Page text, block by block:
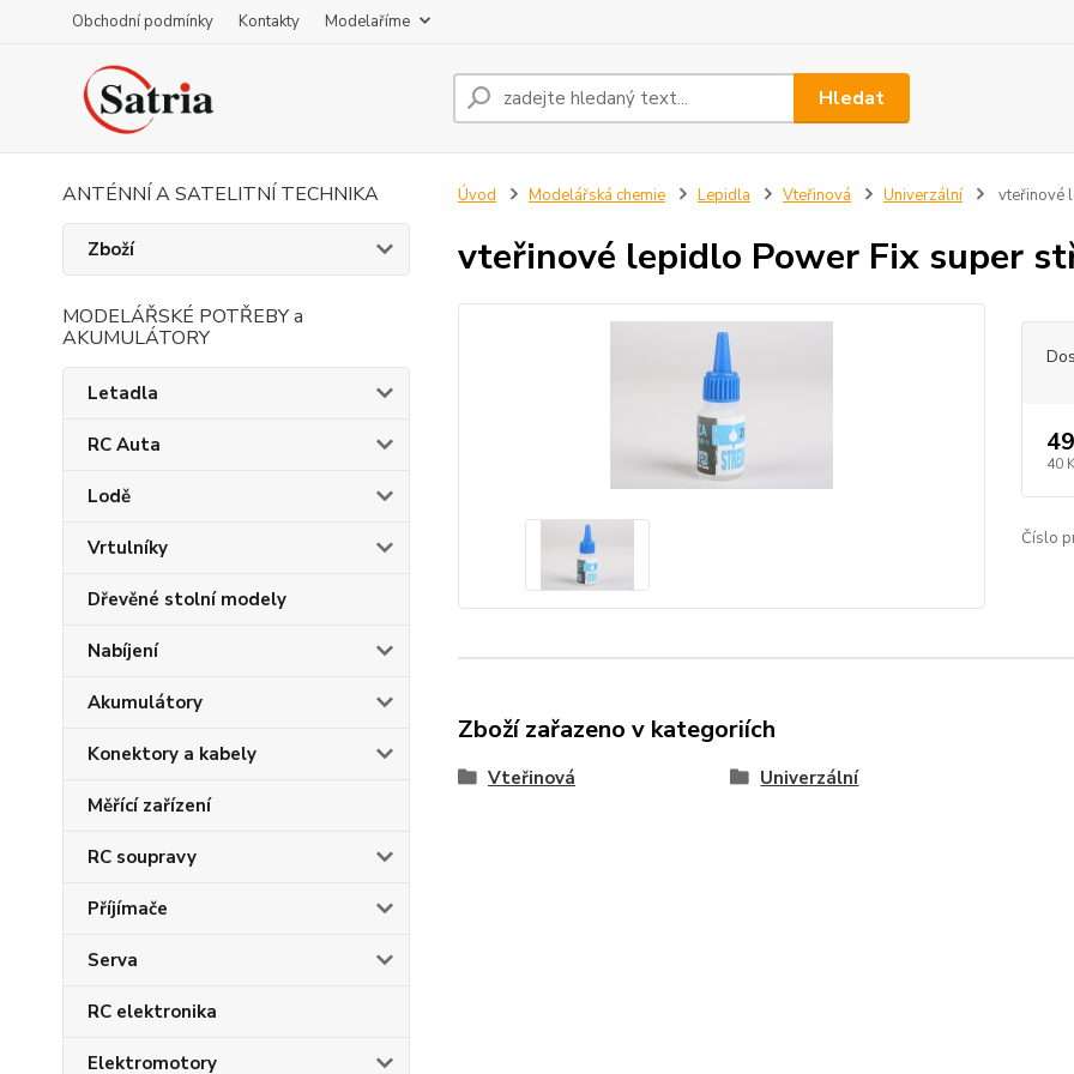
Obchodní podmínky Kontakty Modelaříme
Hledat
ANTÉNNÍ A SATELITNÍ TECHNIKA
Zboží
MODELÁŘSKÉ POTŘEBY a
AKUMULÁTORY
Letadla
RC Auta
Lodě
Vrtulníky
Dřevěné stolní modely
Nabíjení
Akumulátory
Konektory a kabely
Měřící zařízení
RC soupravy
Příjímače
Serva
RC elektronika
Elektromotory
Úvod Modelářská chemie Lepidla Vteřinová Univerzální vteřinové
vteřinové lepidlo Power Fix super
40
Číslo
Zboží zařazeno v kategoriích
Vteřinová Univerzální